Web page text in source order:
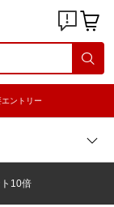
エントリー
10倍